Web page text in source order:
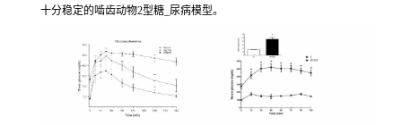
十分稳定的啮齿动物2型糖_尿病模型。